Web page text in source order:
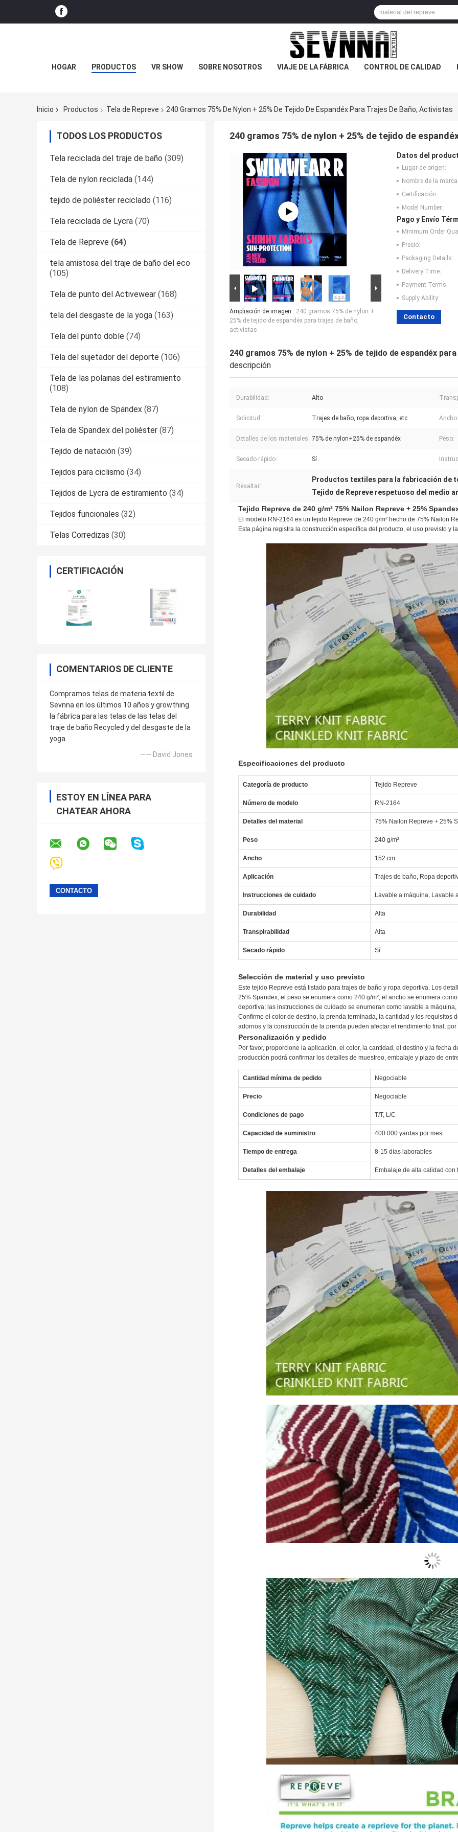
HOGAR PRODUCTOS VR SHOW SOBRE NOSOTROS VIAJE DE LA FÁBRICA CONTROL DE CALIDAD
Inicio Productos Tela de Repreve 240 Gramos 75% De Nylon + 25% De Tejido De Espandéx Para Trajes De Baño, Activistas
TODOS LOS PRODUCTOS
Tela reciclada del traje de baño (309)
Tela de nylon reciclada (144)
tejido de poliéster reciclado (116)
Tela reciclada de Lycra (70)
Tela de Repreve (64)
tela amistosa del traje de baño del eco
(105)
Tela de punto del Activewear (168)
tela del desgaste de la yoga (163)
Tela del punto doble (74)
Tela del sujetador del deporte (106)
Tela de las polainas del estiramiento
(108)
Tela de nylon de Spandex (87)
Tela de Spandex del poliéster (87)
Tejido de natación (39)
Tejidos para ciclismo (34)
Tejidos de Lycra de estiramiento (34)
Tejidos funcionales (32)
Telas Corredizas (30)
CERTIFICACIÓN
COMENTARIOS DE CLIENTE
Compramos telas de materia textil de
Sevnna en los últimos 10 años y growthing
la fábrica para las telas de las telas del
traje de baño Recycled y del desgaste de la
yoga
—— David Jones
ESTOY EN LÍNEA PARA
CHATEAR AHORA
240 gramos 75% de nylon + 25% de tejido de
Ampliación de imagen : 240 gramos 75% de nylon +
25% de tejido de espandéx para trajes de baño,
activistas
Datos del
Lugar de origen:
Nombre de la
Certificación:
Model Number:
Pago y Envío
Minimum Order
Precio:
Packaging Details:
Delivery Time:
Payment Terms:
Supply Ability:
Contacto
240 gramos 75% de nylon + 25% de tejido de espandéx
descripción
Durabilidad: Alto
Solicitud: Trajes de baño, ropa deportiva, etc. Ancho:
Detalles de los materiales: 75% de nylon+25% de espandéx Peso:
Secado rápido: Sí
Resaltar:
Productos textiles para la fabricación de
Tejido de Repreve respetuoso del medio
Tejido Repreve de 240 g/m² 75% Nailon Repreve + 25%
El modelo RN-2164 es un tejido Repreve de 240 g/m² hecho de 75% Nailon
Esta página registra la construcción específica del producto, el uso previsto y
Especificaciones del producto
Categoría de producto Tejido Repreve
Número de modelo RN-2164
Detalles del material 75% Nailon Repreve + 25%
Peso 240 g/m²
Ancho 152 cm
Aplicación Trajes de baño, Ropa
Instrucciones de cuidado Lavable a máquina, Lavable
Durabilidad Alta
Transpirabilidad Alta
Secado rápido Sí
Selección de material y uso previsto
Este tejido Repreve está listado para trajes de baño y ropa deportiva. Los
25% Spandex; el peso se enumera como 240 g/m²; el ancho se enumera
deportiva; las instrucciones de cuidado se enumeran como lavable a
Confirme el color de destino, la prenda terminada, la cantidad y los requisitos
adornos y la construcción de la prenda pueden afectar el rendimiento final,
Personalización y pedido
Por favor, proporcione la aplicación, el color, la cantidad, el destino y la fecha
producción podrá confirmar los detalles de muestreo, embalaje y plazo de
Cantidad mínima de pedido Negociable
Precio Negociable
Condiciones de pago T/T, L/C
Capacidad de suministro 400.000 yardas por mes
Tiempo de entrega 8-15 días laborables
Detalles del embalaje Embalaje de alta calidad con